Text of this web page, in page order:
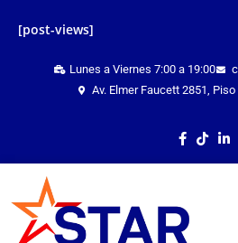
[post-views]
Lunes a Viernes 7:00 a 19:00
Av. Elmer Faucett 2851,